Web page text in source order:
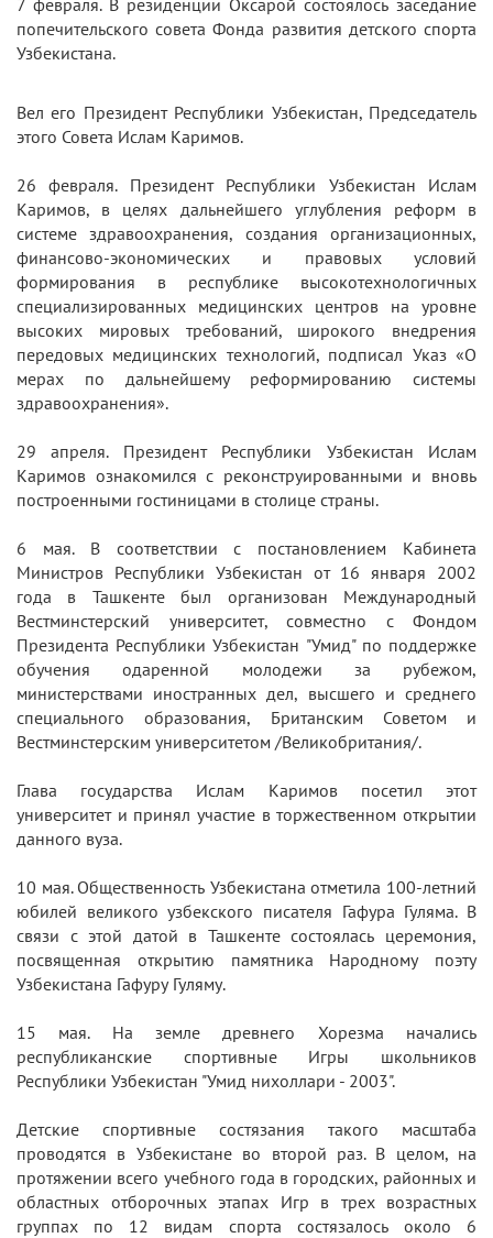
7 февраля. В резиденции Оксарой состоялось заседание
попечительского совета Фонда развития детского спорта
Узбекистана.
Вел его Президент Республики Узбекистан, Председатель
этого Совета Ислам Каримов.
26 февраля. Президент Республики Узбекистан Ислам
Каримов, в целях дальнейшего углубления реформ в
системе здравоохранения, создания организационных,
финансово-экономических и правовых условий
формирования в республике высокотехнологичных
специализированных медицинских центров на уровне
высоких мировых требований, широкого внедрения
передовых медицинских технологий, подписал Указ «О
мерах по дальнейшему реформированию системы
здравоохранения».
29 апреля. Президент Республики Узбекистан Ислам
Каримов ознакомился с реконструированными и вновь
построенными гостиницами в столице страны.
6 мая. В соответствии с постановлением Кабинета
Министров Республики Узбекистан от 16 января 2002
года в Ташкенте был организован Международный
Вестминстерский университет, совместно с Фондом
Президента Республики Узбекистан "Умид" по поддержке
обучения одаренной молодежи за рубежом,
министерствами иностранных дел, высшего и среднего
специального образования, Британским Советом и
Вестминстерским университетом /Великобритания/.
Глава государства Ислам Каримов посетил этот
университет и принял участие в торжественном открытии
данного вуза.
10 мая. Общественность Узбекистана отметила 100-летний
юбилей великого узбекского писателя Гафура Гуляма. В
связи с этой датой в Ташкенте состоялась церемония,
посвященная открытию памятника Народному поэту
Узбекистана Гафуру Гуляму.
15 мая. На земле древнего Хорезма начались
республиканские спортивные Игры школьников
Республики Узбекистан "Умид нихоллари - 2003".
Детские спортивные состязания такого масштаба
проводятся в Узбекистане во второй раз. В целом, на
протяжении всего учебного года в городских, районных и
областных отборочных этапах Игр в трех возрастных
группах по 12 видам спорта состязалось около 6